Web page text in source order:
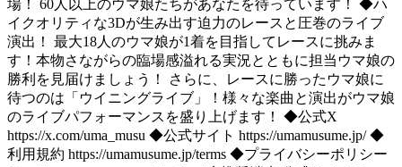
場！ 60人以上のウマ娘たちがあなたを待っています！ ◆ハ
イクオリティな3Dが生み出す迫力のレースと圧巻のライブ
演出！ 最大18人のウマ娘が1着を目指してレースに挑みま
す！本物さながらの臨場感溢れる実況とともに担当ウマ娘の
勝利を見届けましょう！ さらに、レースに勝ったウマ娘に
待つのは「ウイニングライブ」！様々な楽曲と演出がウマ娘
のライブパフォーマンスを盛り上げます！ ◆公式X
https://x.com/uma_musu ◆公式サイト https://umamusume.jp/ ◆
利用規約 https://umamusume.jp/terms ◆プライバシーポリシー